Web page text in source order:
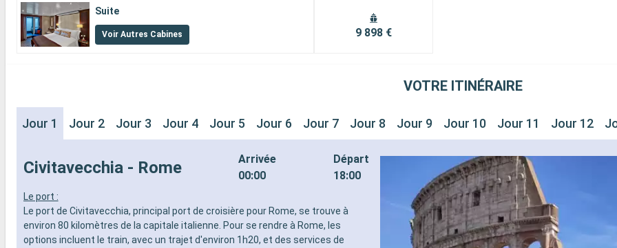
Suite
Voir Autres Cabines 9 898 €
VOTRE ITINÉRAIRE
Jour 1 Jour 2 Jour 3 Jour 4 Jour 5 Jour 6 Jour 7 Jour 8 Jour 9 Jour 10 Jour 11 Jour 12
Civitavecchia - Rome
Arrivée
00:00
Départ
18:00
Le port :
Le port de Civitavecchia, principal port de croisière pour Rome, se trouve à
environ 80 kilomètres de la capitale italienne. Pour se rendre à Rome, les
options incluent le train, avec un trajet d'environ 1h20, et des services de